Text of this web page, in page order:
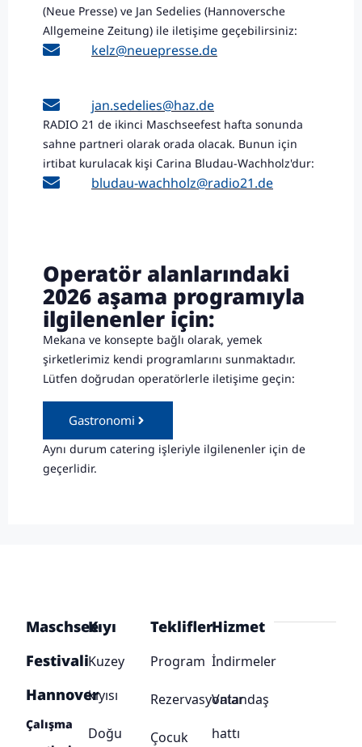
(Neue Presse) ve Jan Sedelies (Hannoversche
Allgemeine Zeitung) ile iletişime geçebilirsiniz:
kelz@neuepresse.de
jan.sedelies@haz.de
RADIO 21 de ikinci Maschseefest hafta sonunda
sahne partneri olarak orada olacak. Bunun için
irtibat kurulacak kişi Carina Bludau-Wachholz'dur:
bludau-wachholz@radio21.de
Operatör alanlarındaki
2026 aşama programıyla
ilgilenenler için:
Mekana ve konsepte bağlı olarak, yemek
şirketlerimiz kendi programlarını sunmaktadır.
Lütfen doğrudan operatörlerle iletişime geçin:
Gastronomi
Aynı durum catering işleriyle ilgilenenler için de
geçerlidir.
Maschsee
Festivali
Hannover
Çalışma
Kıyı
Kuzey
kıyısı
Doğu
Teklifler
Program
Rezervasyonlar
Çocuk
Hizmet
İndirmeler
Vatandaş
hattı